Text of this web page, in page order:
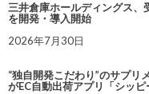
三井倉庫ホールディングス、
を開発・導入開始
2026年7月30日
“独自開発こだわり”のサプリ
がEC自動出荷アプリ「シッ